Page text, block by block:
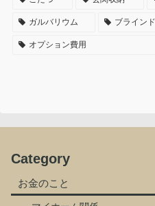
ガルバリウム ブラインド
オプション費用
Category
お金のこと